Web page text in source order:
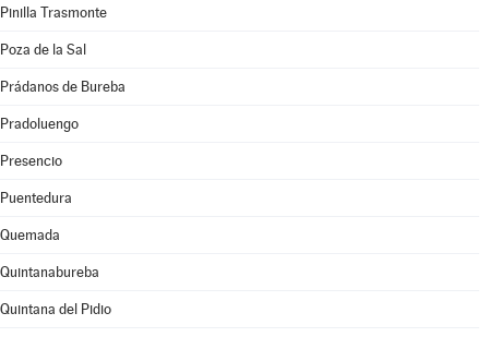
Pinilla Trasmonte
Poza de la Sal
Prádanos de Bureba
Pradoluengo
Presencio
Puentedura
Quemada
Quintanabureba
Quintana del Pidio